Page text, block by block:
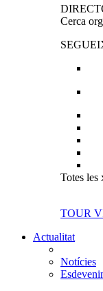
Cerca
Totes les
TOUR
Actualitat
Notícies